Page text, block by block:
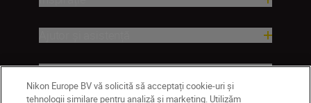
Companie
Nikon Europe BV vă solicită să acceptați cookie-uri și
tehnologii similare pentru analiză și marketing. Utilizăm